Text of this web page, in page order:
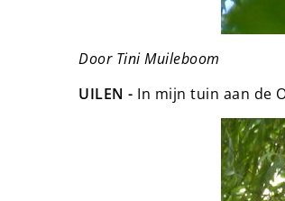
Door Tini Muileboom
UILEN - In mijn tuin aan de